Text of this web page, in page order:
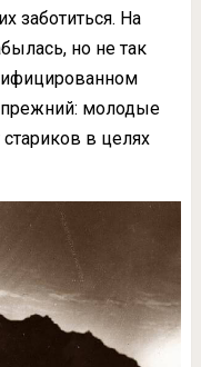
заботиться. На
но не так
прежний: молодые
в целях